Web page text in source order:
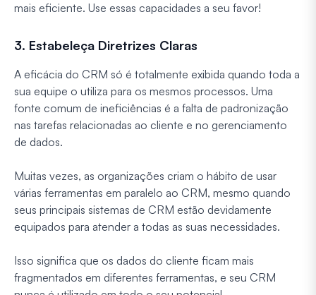
mais eficiente. Use essas capacidades a seu favor!
3. Estabeleça Diretrizes Claras
A eficácia do CRM só é totalmente exibida quando toda a
sua equipe o utiliza para os mesmos processos. Uma
fonte comum de ineficiências é a falta de padronização
nas tarefas relacionadas ao cliente e no gerenciamento
de dados.
Muitas vezes, as organizações criam o hábito de usar
várias ferramentas em paralelo ao CRM, mesmo quando
seus principais sistemas de CRM estão devidamente
equipados para atender a todas as suas necessidades.
Isso significa que os dados do cliente ficam mais
fragmentados em diferentes ferramentas, e seu CRM